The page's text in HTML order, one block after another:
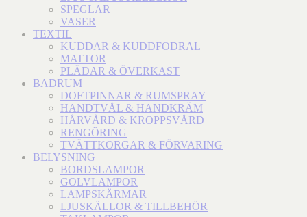
SPEGLAR
VASER
TEXTIL
KUDDAR & KUDDFODRAL
MATTOR
PLÄDAR & ÖVERKAST
BADRUM
DOFTPINNAR & RUMSPRAY
HANDTVÅL & HANDKRÄM
HÅRVÅRD & KROPPSVÅRD
RENGÖRING
TVÄTTKORGAR & FÖRVARING
BELYSNING
BORDSLAMPOR
GOLVLAMPOR
LAMPSKÄRMAR
LJUSKÄLLOR & TILLBEHÖR